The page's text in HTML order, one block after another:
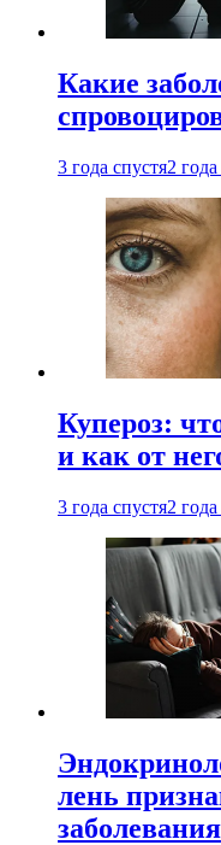
Какие
3 года спустя2
Купероз:
и как от
3 года спустя2
лень
заболевания